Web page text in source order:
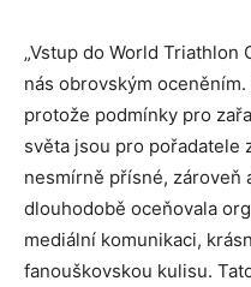
„Vstup do World
nás obrovským
protože podmínky pro
světa jsou pro pořadatele
nesmírně přísné, zároveň
dlouhodobě oceňovala
mediální komunikaci,
fanouškovskou kulisu.